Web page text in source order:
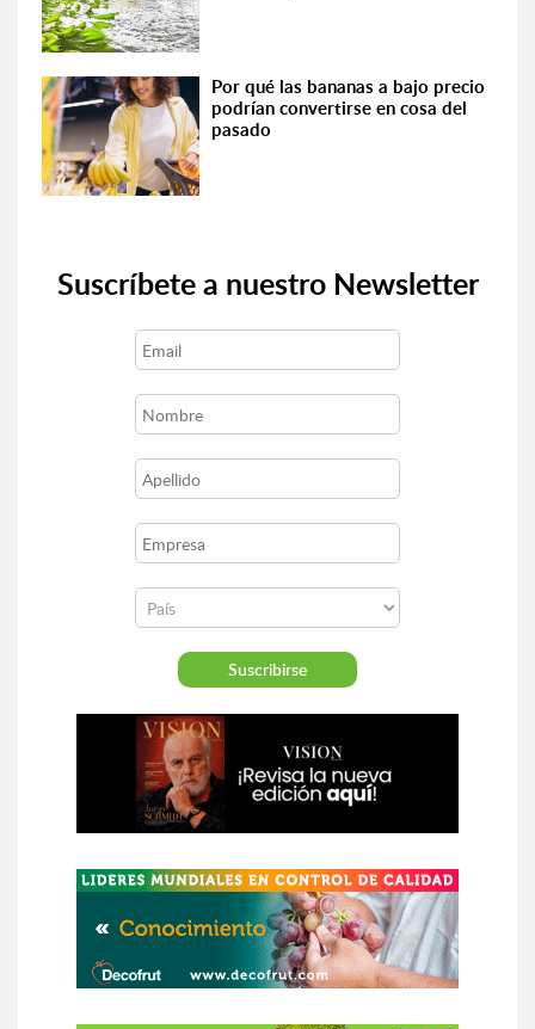
Por qué las bananas a bajo precio
podrían convertirse en cosa del
pasado
Suscríbete a nuestro Newsletter